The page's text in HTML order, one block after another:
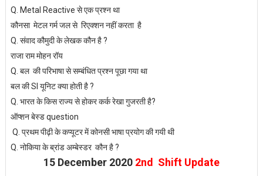
Q. Metal Reactive से एक प्रश्न था
कौनसा मेटल गर्म जल से रिएक्शन नहीं करता है
Q. संवाद कौमुदी के लेखक कौन है ?
राजा राम मोहन रॉय
Q. बल की परिभाषा से सम्बंधित प्रश्न पूछा गया था
बल की SI यूनिट क्या होती है ?
Q. भारत के किस राज्य से होकर कर्क रेखा गुजरती है?
ऑप्शन बेस्ड question
Q. प्रथम पीढ़ी के कप्यूटर में कोनसी भाषा प्रयोग की गयी थी
Q. नोकिया के ब्रांड अम्बेस्डर कौन है ?
15 December 2020 2nd Shift Update